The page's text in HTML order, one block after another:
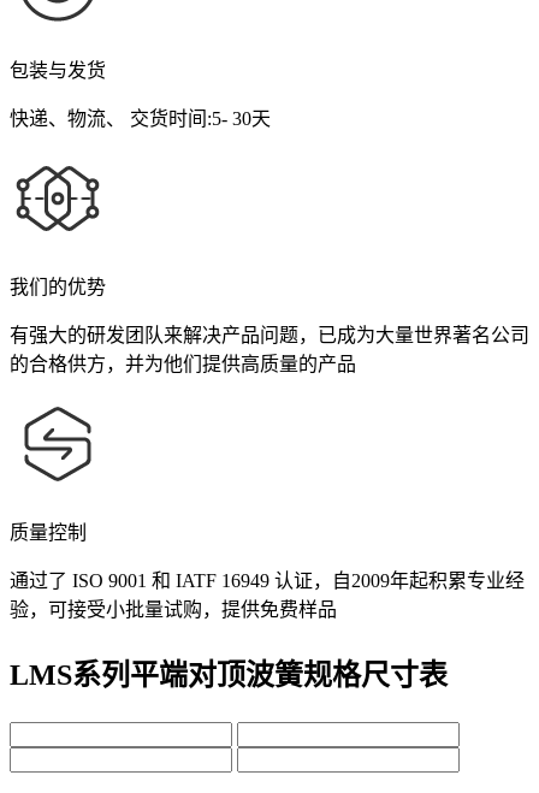
包装与发货
快递、物流、 交货时间:5- 30天
我们的优势
有强大的研发团队来解决产品问题，已成为大量世界著名公司
的合格供方，并为他们提供高质量的产品
质量控制
通过了 ISO 9001 和 IATF 16949 认证，自2009年起积累专业经
验，可接受小批量试购，提供免费样品
LMS系列平端对顶波簧规格尺寸表